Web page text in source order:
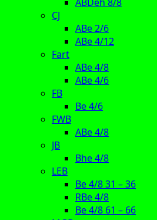
CJ
ABe 2/6
ABe 4/12
Fart
ABe 4/8
ABe 4/6
FB
Be 4/6
FWB
ABe 4/8
JB
Bhe 4/8
LEB
Be 4/8 31 – 36
RBe 4/8
Be 4/8 61 – 66